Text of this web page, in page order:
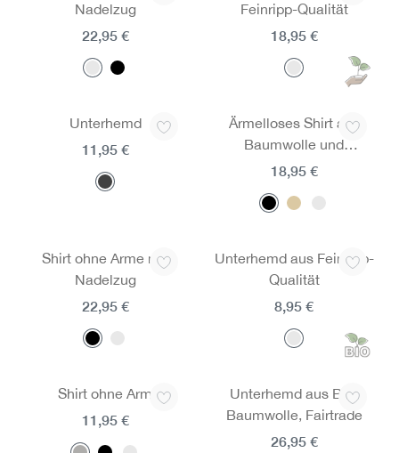
Nadelzug
22,95 €
Feinripp-Qualität
18,95 €
Unterhemd
11,95 €
Ärmelloses Shirt aus
Baumwolle und
Micromodal
18,95 €
Shirt ohne Arme mit
Nadelzug
22,95 €
Unterhemd aus Feinripp-
Qualität
8,95 €
Shirt ohne Arm
11,95 €
Unterhemd aus Bio-
Baumwolle, Fairtrade
26,95 €